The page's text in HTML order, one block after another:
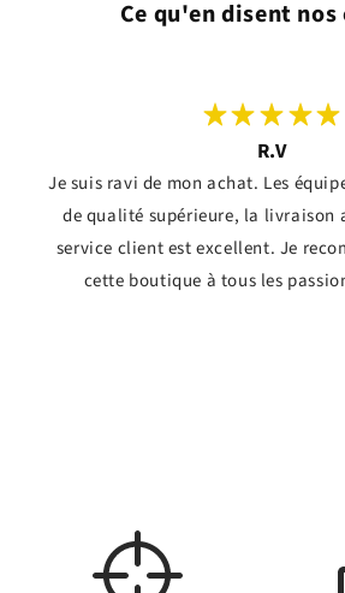
Ce qu'en disent
R.V
Je suis ravi de mon achat. Les
de qualité supérieure, la livraison
service client est excellent. Je
cette boutique à tous les